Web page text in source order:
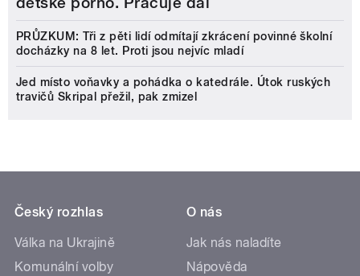
PRŮZKUM: Tři z pěti lidí odmítají zkrácení povinné školní
docházky na 8 let. Proti jsou nejvíc mladí
Jed místo voňavky a pohádka o katedrále. Útok ruských
travičů Skripal přežil, pak zmizel
Český rozhlas
Válka na Ukrajině
Komunální volby
O nás
Jak nás naladíte
Nápověda